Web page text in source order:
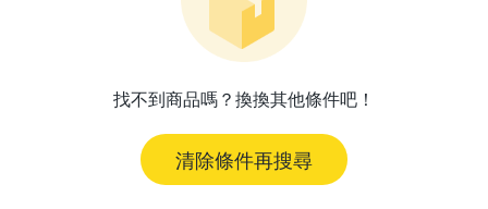
找不到商品嗎？換換其他條件吧！
清除條件再搜尋